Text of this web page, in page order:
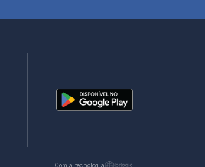
Com a tecnologia